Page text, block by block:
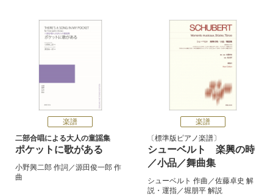
楽譜
二部合唱による大人の童謡集
ポケットに歌がある
小野興二郎 作詞／源田俊一郎 作
曲
楽譜
標準版ピアノ楽譜
シューベルト 楽興の時
／小品／舞曲集
シューベルト 作曲／佐藤卓史 解
説・運指／堀朋平 解説